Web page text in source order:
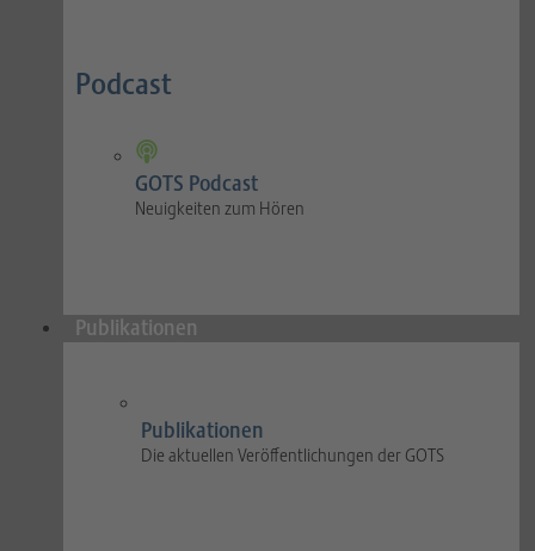
Podcast
GOTS Podcast
Neuigkeiten zum Hören
Publikationen
Publikationen
Die aktuellen Veröffentlichungen der GOTS